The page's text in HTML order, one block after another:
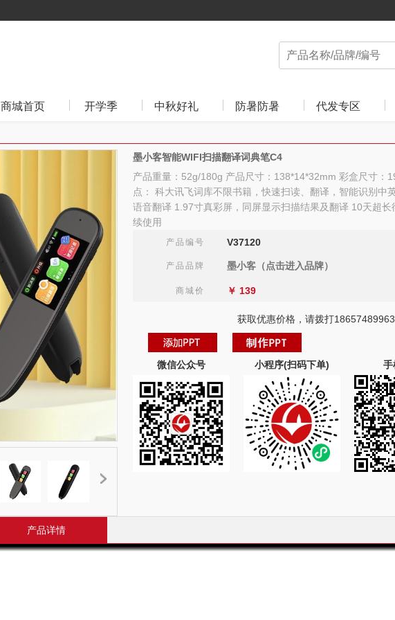
商城首页 开学季 中秋好礼 防暑防暑 代发专区
墨小客智能WIFI扫描翻译词典笔C4
产品重量：52g/180g 产品尺寸：138*14*32mm 彩盒尺寸：
点： 科大讯飞词库不限书籍，快速扫读、翻译，智能识别中
语音翻译 1.97寸真彩屏，同屏显示扫描结果及翻译 10天超
续使用
产品编号 V37120
产品品牌 墨小客（点击进入品牌）
商城价 ￥ 139
获取优惠价格，请拨打18657489963
微信公众号 小程序(扫码下单) 手
产品详情